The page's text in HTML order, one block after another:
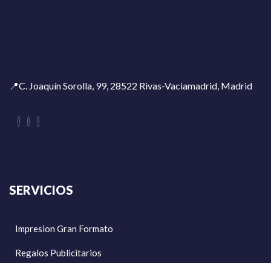
📍C. Joaquín Sorolla, 99, 28522 Rivas-Vaciamadrid, Madrid
SERVICIOS
Impresion Gran Formato
Regalos Publicitarios